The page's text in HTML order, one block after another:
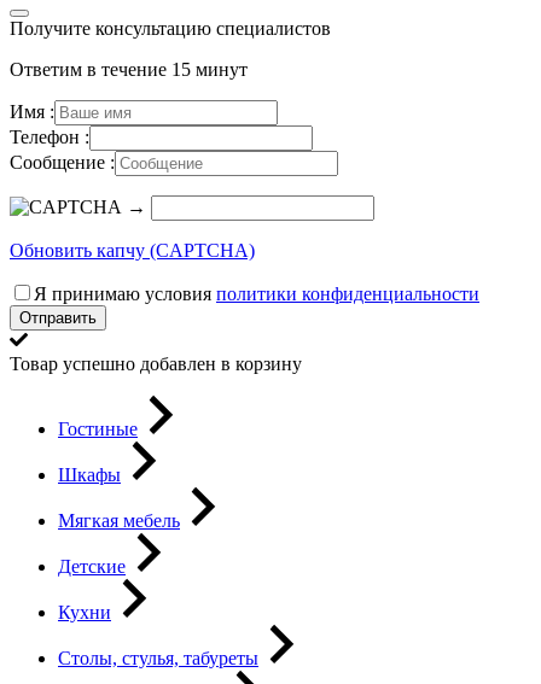
Получите консультацию специалистов
Ответим в течение 15 минут
Имя :
Телефон :
Сообщение :
→
Обновить капчу (CAPTCHA)
Я принимаю условия политики конфиденциальности
Отправить
Товар успешно добавлен в корзину
Гостиные
Шкафы
Мягкая мебель
Детские
Кухни
Столы, стулья, табуреты